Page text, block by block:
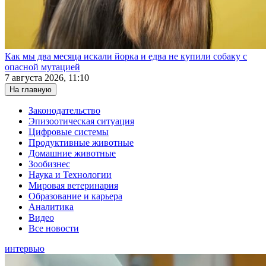
Как мы два месяца искали йорка и едва не купили собаку с
опасной мутацией
7 августа 2026, 11:10
На главную
Законодательство
Эпизоотическая ситуация
Цифровые системы
Продуктивные животные
Домашние животные
Зообизнес
Наука и Технологии
Мировая ветеринария
Образование и карьера
Аналитика
Видео
Все новости
интервью